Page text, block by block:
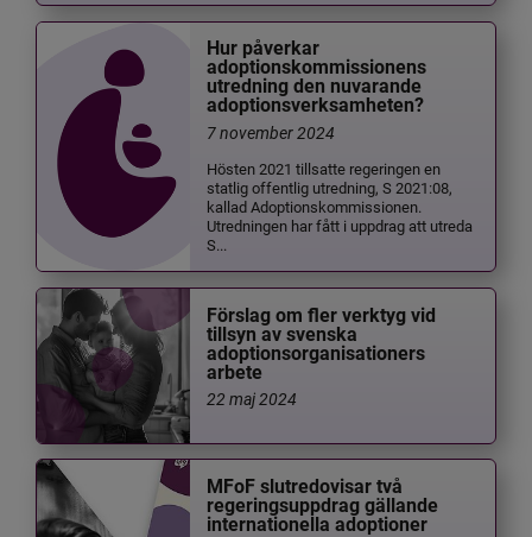
Hur påverkar
adoptionskommissionens
utredning den nuvarande
adoptionsverksamheten?
7 november 2024
Hösten 2021 tillsatte regeringen en
statlig offentlig utredning, S 2021:08,
kallad Adoptionskommissionen.
Utredningen har fått i uppdrag att utreda
S...
Förslag om fler verktyg vid
tillsyn av svenska
adoptionsorganisationers
arbete
22 maj 2024
MFoF slutredovisar två
regeringsuppdrag gällande
internationella adoptioner